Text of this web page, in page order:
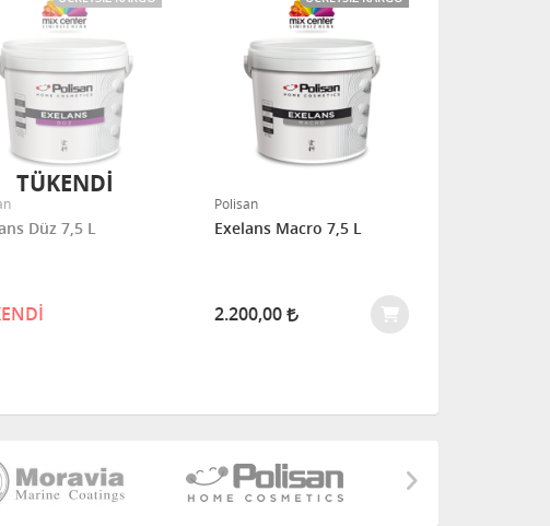
Düz 7,5 L
TÜKENDİ
Polisan
Exelans Macro 7,5 L
2.200,00